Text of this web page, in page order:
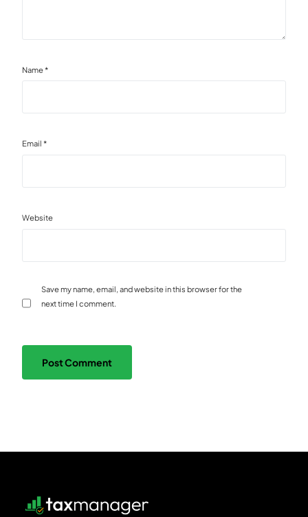
Name*
Email*
Website
Save my name, email, and website in this browser for the
next time I comment.